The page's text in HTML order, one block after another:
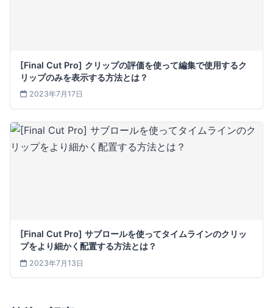
[Final Cut Pro] クリップの評価を使って編集で使用するク
リップのみを表示する方法とは？
2023年7月17日
[Final Cut Pro] サブロールを使ってタイムラインのクリッ
プをより細かく配置する方法とは？
2023年7月13日